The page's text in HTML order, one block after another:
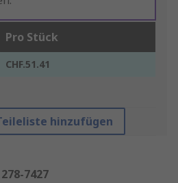
Pro Stück
CHF.51.41
hinzufügen
278-7427